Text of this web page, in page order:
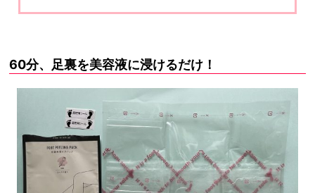
60分、足裏を美容液に浸けるだけ！